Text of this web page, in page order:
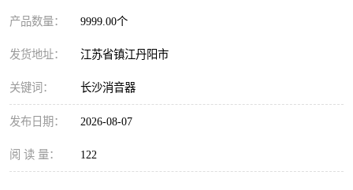
产品数量： 9999.00个
发货地址： 江苏省镇江丹阳市
关键词： 长沙消音器
发布日期： 2026-08-07
阅 读 量： 122